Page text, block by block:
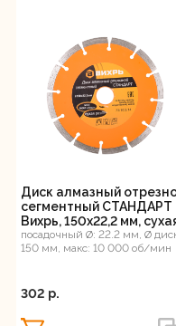
Диск алмазный
сегментный СТАНДАРТ
Вихрь, 150х22,2 мм,
резка
посадочный Ø: 22.2 мм, Ø
150 мм, макс: 10 000 об/мин
302 p.